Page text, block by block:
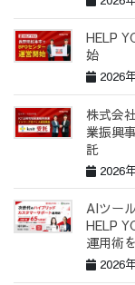
HELP
始
2026
株式会
業振興
託
2026
AIツー
HELP
運用術
2026